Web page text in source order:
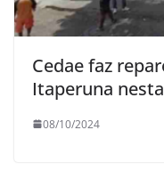
Cedae faz
Itaperuna
08/10/2024